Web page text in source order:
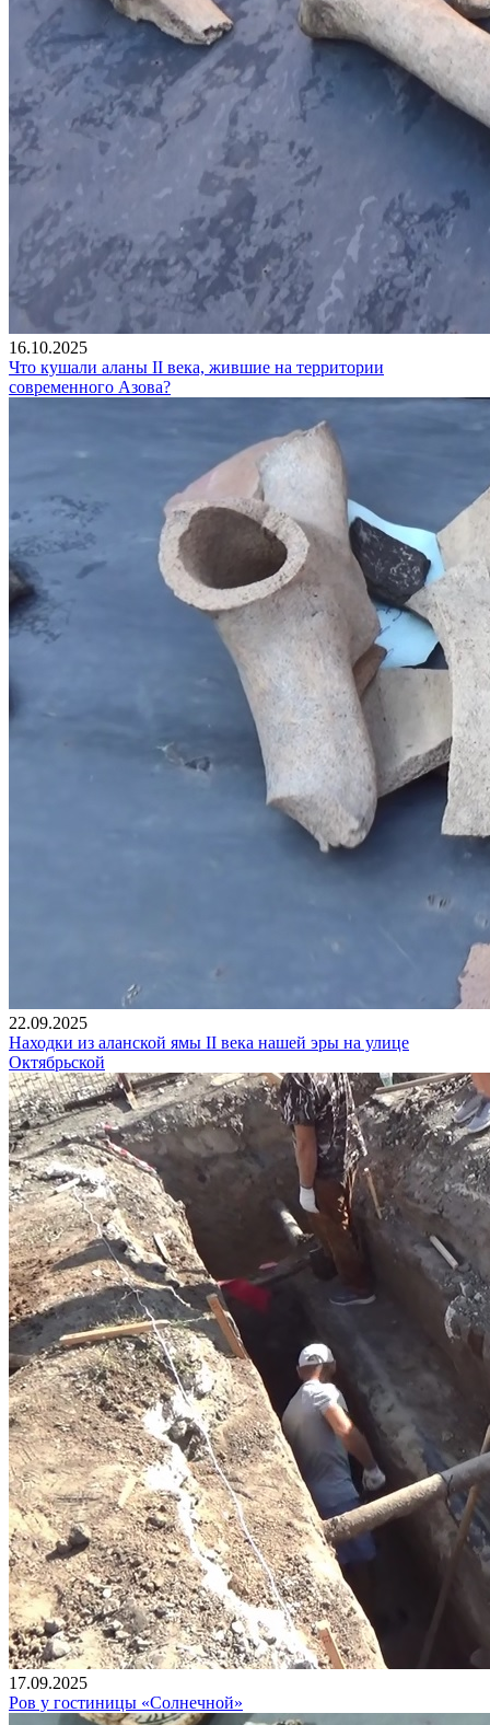
16.10.2025
Что кушали аланы II века, жившие на территории
современного Азова?
22.09.2025
Находки из аланской ямы II века нашей эры на улице
Октябрьской
17.09.2025
Ров у гостиницы «Солнечной»